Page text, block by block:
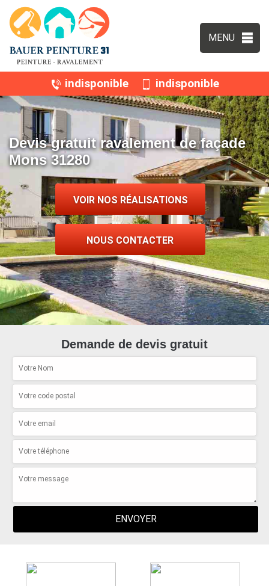
MENU
indisponible indisponible
Devis gratuit ravalement de façade
Mons 31280
VOIR NOS RÉALISATIONS
NOUS CONTACTER
Demande de devis gratuit